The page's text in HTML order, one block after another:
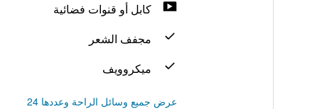
كابل أو قنوات فضائية
مجفف الشعر
ميكروويف
عرض جميع وسائل الراحة وعددها 24